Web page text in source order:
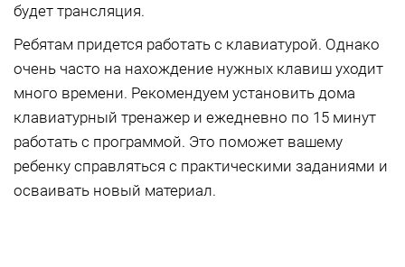
будет трансляция.
Ребятам придется работать с клавиатурой. Однако
очень часто на нахождение нужных клавиш уходит
много времени. Рекомендуем установить дома
клавиатурный тренажер и ежедневно по 15 минут
работать с программой. Это поможет вашему
ребенку справляться с практическими заданиями и
осваивать новый материал.